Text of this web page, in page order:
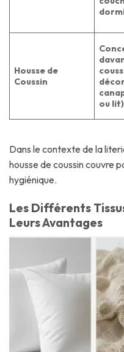
Housse de
Coussin
ou
Dans le contexte de la
housse de coussin couvre
hygiénique.
Les Différents
Leurs Avantages